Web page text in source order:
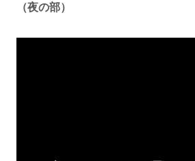
（夜の部）